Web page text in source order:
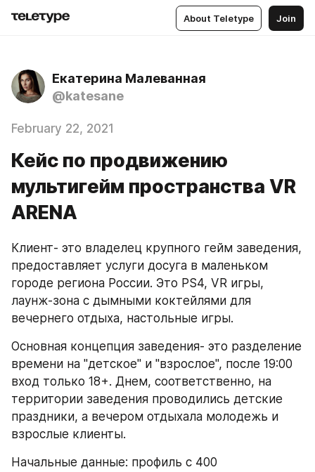
About Teletype Join
Екатерина Малеванная
@katesane
February 22, 2021
Кейс по продвижению
мультигейм пространства VR
ARENA
Клиент- это владелец крупного гейм заведения,
предоставляет услуги досуга в маленьком
городе региона России. Это PS4, VR игры,
лаунж-зона с дымными коктейлями для
вечернего отдыха, настольные игры.
Основная концепция заведения- это разделение
времени на "детское" и "взрослое", после 19:00
вход только 18+. Днем, соответственно, на
территории заведения проводились детские
праздники, а вечером отдыхала молодежь и
взрослые клиенты.
Начальные данные: профиль с 400